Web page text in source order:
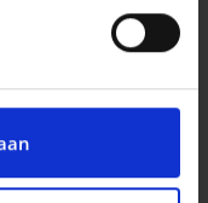
wijzigen of
media te
analyseren. Ook
van onze site met
/ 360° Cam / Keyless